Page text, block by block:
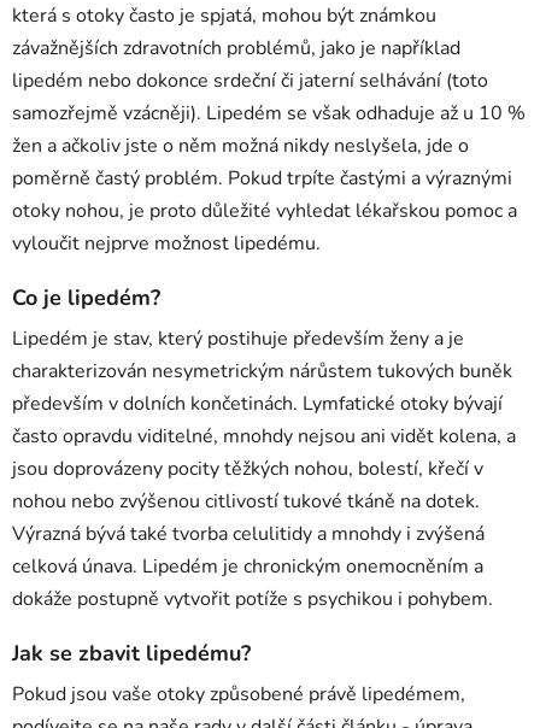
která s otoky často je spjatá, mohou být známkou
závažnějších zdravotních problémů, jako je například
lipedém nebo dokonce srdeční či jaterní selhávání (toto
samozřejmě vzácněji). Lipedém se však odhaduje až u 10 %
žen a ačkoliv jste o něm možná nikdy neslyšela, jde o
poměrně častý problém. Pokud trpíte častými a výraznými
otoky nohou, je proto důležité vyhledat lékařskou pomoc a
vyloučit nejprve možnost lipedému.
Co je lipedém?
Lipedém je stav, který postihuje především ženy a je
charakterizován nesymetrickým nárůstem tukových buněk
především v dolních končetinách. Lymfatické otoky bývají
často opravdu viditelné, mnohdy nejsou ani vidět kolena, a
jsou doprovázeny pocity těžkých nohou, bolestí, křečí v
nohou nebo zvýšenou citlivostí tukové tkáně na dotek.
Výrazná bývá také tvorba celulitidy a mnohdy i zvýšená
celková únava. Lipedém je chronickým onemocněním a
dokáže postupně vytvořit potíže s psychikou i pohybem.
Jak se zbavit lipedému?
Pokud jsou vaše otoky způsobené právě lipedémem,